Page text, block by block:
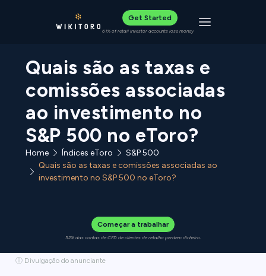
Get Started
61% of retail investor accounts lose money Toggle
Quais são as taxas e
comissões associadas
ao investimento no
S&P 500 no eToro?
Home Índices eToro
S&P 500
Quais são as taxas e comissões associadas ao
investimento no S&P 500 no eToro?
Começar a trabalhar
52% das contas de CFD de clientes de retalho perdem dinheiro.
ⓘ Divulgação do anunciante